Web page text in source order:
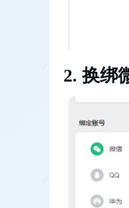
换绑